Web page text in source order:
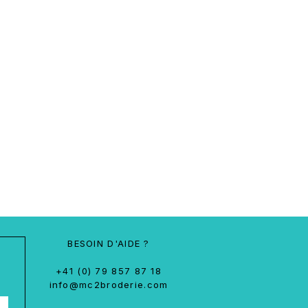
BESOIN D'AIDE ?
+41 (0) 79 857 87 18
info@mc2broderie.com